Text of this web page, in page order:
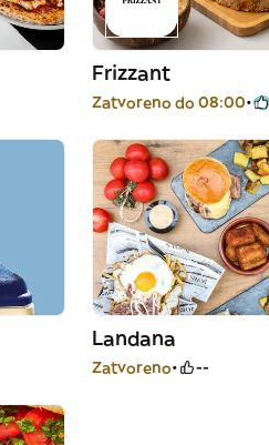
Frizzant
Zatvoreno do 08:00
Landana
Zatvoreno --